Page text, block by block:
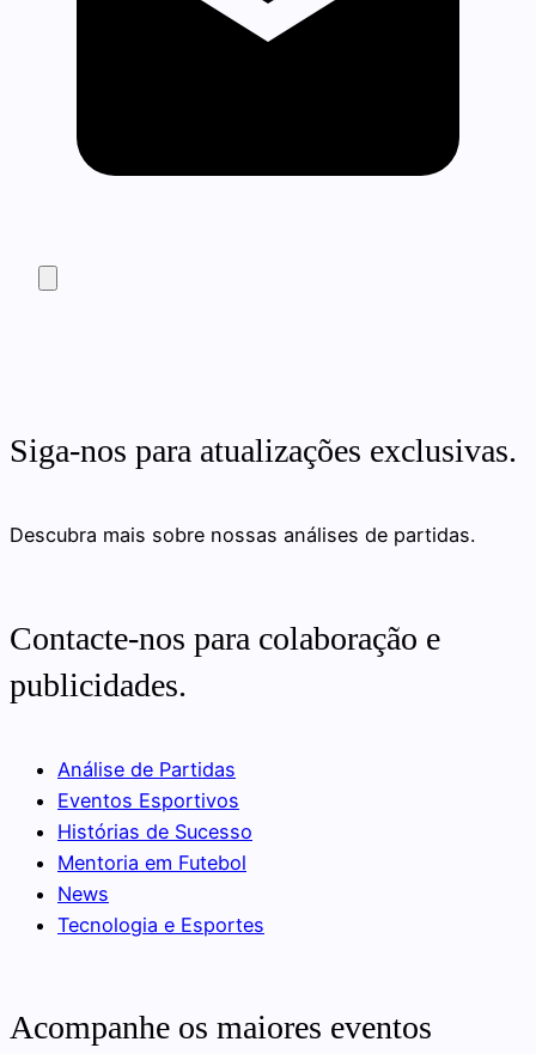
Siga-nos para atualizações exclusivas.
Descubra mais sobre nossas análises de partidas.
Contacte-nos para colaboração e
publicidades.
Análise de Partidas
Eventos Esportivos
Histórias de Sucesso
Mentoria em Futebol
News
Tecnologia e Esportes
Acompanhe os maiores eventos